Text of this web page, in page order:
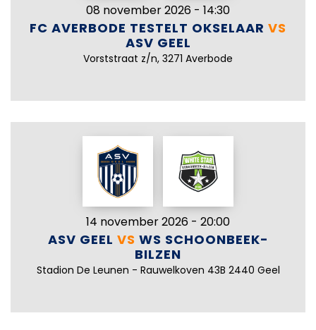
08 november 2026 - 14:30
FC AVERBODE TESTELT OKSELAAR VS
ASV GEEL
Vorststraat z/n, 3271 Averbode
14 november 2026 - 20:00
ASV GEEL VS WS SCHOONBEEK-
BILZEN
Stadion De Leunen - Rauwelkoven 43B 2440 Geel